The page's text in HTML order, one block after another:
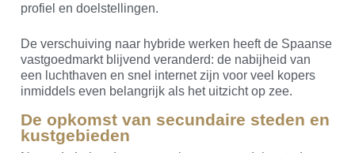
profiel en doelstellingen.
De verschuiving naar hybride werken heeft de Spaanse
vastgoedmarkt blijvend veranderd: de nabijheid van
een luchthaven en snel internet zijn voor veel kopers
inmiddels even belangrijk als het uitzicht op zee.
De opkomst van secundaire steden en
kustgebieden